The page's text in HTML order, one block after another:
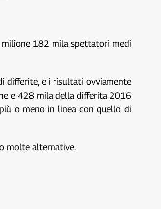
182 mila spettatori medi
differite, e i risultati ovviamente
e 428 mila della differita 2016
o meno in linea con quello di
molte alternative.